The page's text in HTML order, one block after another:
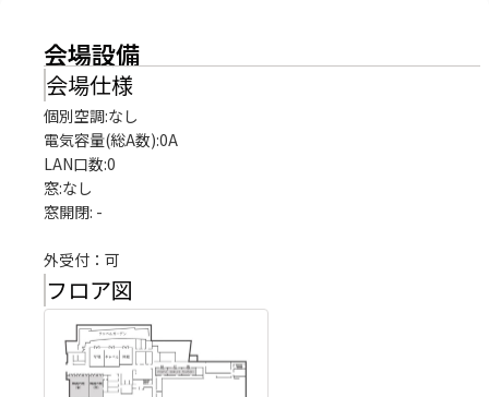
会場設備
会場仕様
個別空調:なし
電気容量(総A数):0A
LAN口数:0
窓:なし
窓開閉: -
外受付：可
フロア図